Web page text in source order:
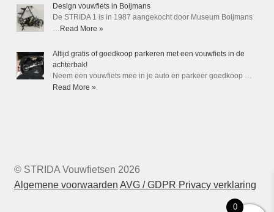
Design vouwfiets in Boijmans
De STRIDA 1 is in 1987 aangekocht door Museum Boijmans
… Read More »
Altijd gratis of goedkoop parkeren met een vouwfiets in de
achterbak!
Neem een vouwfiets mee in je auto en parkeer goedkoop …
Read More »
© STRIDA Vouwfietsen 2026
Algemene voorwaarden AVG / GDPR Privacy verklaring
0